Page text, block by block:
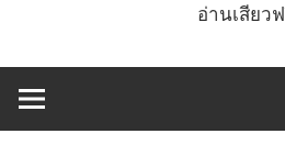
อ่านเสียว